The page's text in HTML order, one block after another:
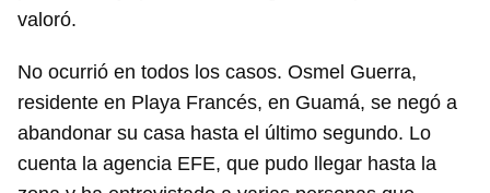
valoró.
No ocurrió en todos los casos. Osmel Guerra,
residente en Playa Francés, en Guamá, se negó a
abandonar su casa hasta el último segundo. Lo
cuenta la agencia EFE, que pudo llegar hasta la